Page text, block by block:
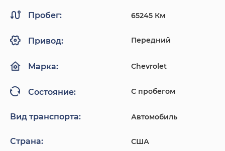
Пробег: 65245 Км
Привод: Передний
Марка: Chevrolet
Состояние: С пробегом
Вид транспорта: Автомобиль
Страна: США